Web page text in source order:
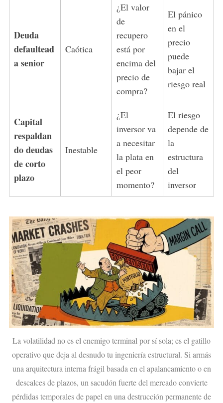
Deuda
defaultead
a senior
Caótica
¿El valor
de
recupero
está por
encima del
precio de
compra?
El pánico
en el
precio
puede
bajar el
riesgo real
Capital
respaldan
do deudas
de corto
plazo
Inestable
¿El
inversor va
a necesitar
la plata en
el peor
momento?
El riesgo
depende de
la
estructura
del
inversor
La volatilidad no es el enemigo terminal por sí sola; es el gatillo
operativo que deja al desnudo tu ingeniería estructural. Si armás
una arquitectura interna frágil basada en el apalancamiento o en
descalces de plazos, un sacudón fuerte del mercado convierte
pérdidas temporales de papel en una destrucción permanente de